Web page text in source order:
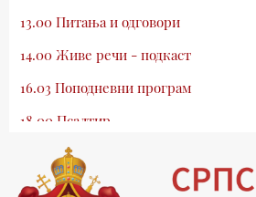
13.00 Питања и одговори
14.00 Живе речи - подкаст
16.03 Поподневни програм
18.00 Псалтир
19.03 Млади у Цркви
19.30 Вечерње молитве